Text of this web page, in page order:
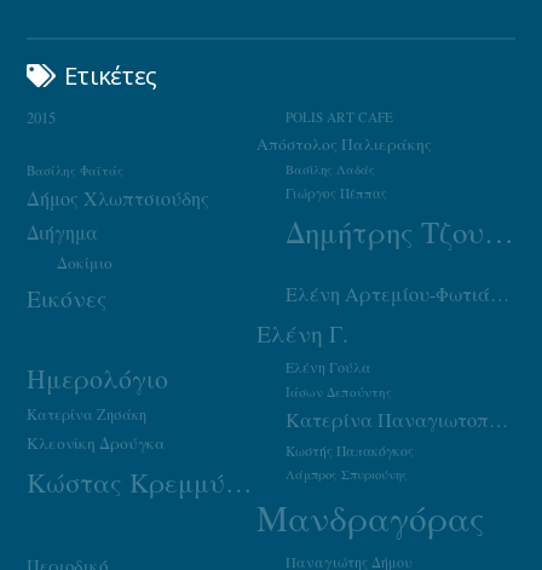
Ετικέτες
2015 POLIS ART CAFE
Απόστολος Παλιεράκης
Βασίλης Λαδάς
Βασίλης Φαϊτάς
Γιώργος Πέππας
Δήμος Χλωπτσιούδης
Δημήτρης Τζουμάκας
Διήγημα
Δοκίμιο
Εικόνες Ελένη Αρτεμίου-Φωτιάδου
Ελένη Γ.
Ελένη Γούλα
Ημερολόγιο Ιάσων Δεπούντης
Κατερίνα Ζησάκη Κατερίνα Παναγιωτοπούλου
Κλεονίκη Δρούγκα Κωστής Παπακόγκος
Κώστας Κρεμμύδας Λάμπρος Σπυριούνης
Μανδραγόρας
Παναγιώτης Δήμου